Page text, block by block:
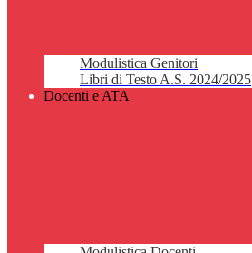
Modulistica Genitori
Libri di Testo A.S. 2024/2025
Docenti e ATA